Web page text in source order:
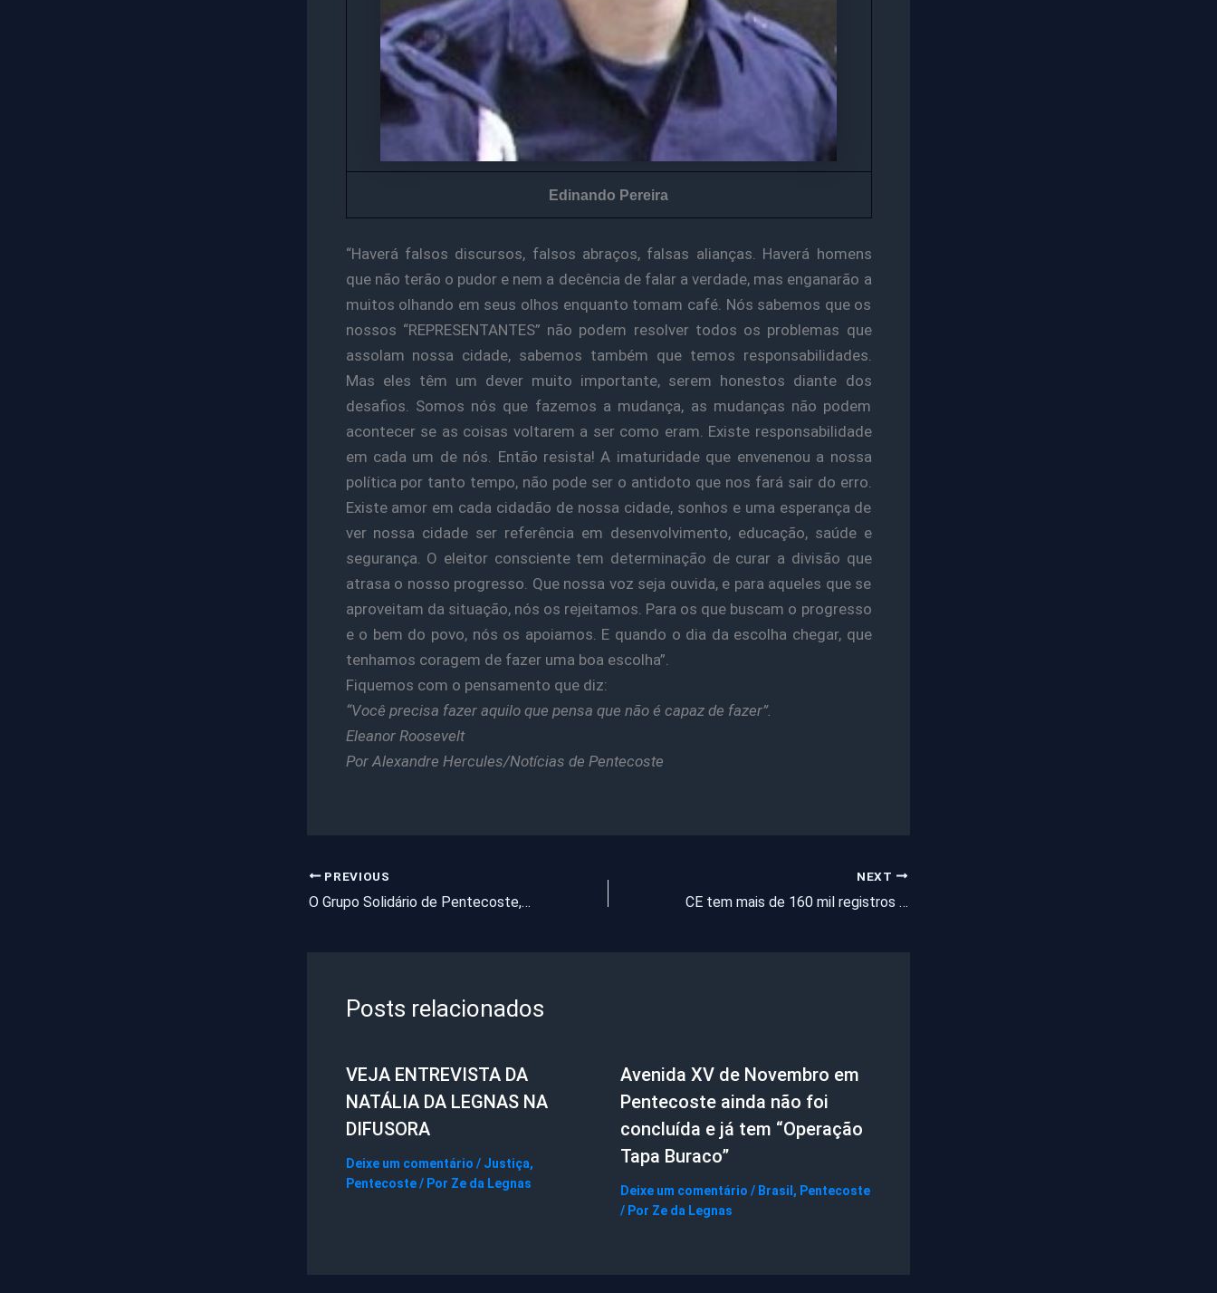
Edinando Pereira
“Haverá falsos discursos, falsos abraços, falsas alianças. Haverá homens
que não terão o pudor e nem a decência de falar a verdade, mas enganarão a
muitos olhando em seus olhos enquanto tomam café. Nós sabemos que os
nossos “REPRESENTANTES” não podem resolver todos os problemas que
assolam nossa cidade, sabemos também que temos responsabilidades.
Mas eles têm um dever muito importante, serem honestos diante dos
desafios. Somos nós que fazemos a mudança, as mudanças não podem
acontecer se as coisas voltarem a ser como eram. Existe responsabilidade
em cada um de nós. Então resista! A imaturidade que envenenou a nossa
política por tanto tempo, não pode ser o antidoto que nos fará sair do erro.
Existe amor em cada cidadão de nossa cidade, sonhos e uma esperança de
ver nossa cidade ser referência em desenvolvimento, educação, saúde e
segurança. O eleitor consciente tem determinação de curar a divisão que
atrasa o nosso progresso. Que nossa voz seja ouvida, e para aqueles que se
aproveitam da situação, nós os rejeitamos. Para os que buscam o progresso
e o bem do povo, nós os apoiamos. E quando o dia da escolha chegar, que
tenhamos coragem de fazer uma boa escolha”.
Fiquemos com o pensamento que diz:
“Você precisa fazer aquilo que pensa que não é capaz de fazer”.
Eleanor Roosevelt
Por Alexandre Hercules/Notícias de Pentecoste
PREVIOUS
O Grupo Solidário de Pentecoste, fará evento neste domingo 12/05
NEXT
CE tem mais de 160 mil registros de Doença Diarreica Aguda (DDA)
Posts relacionados
VEJA ENTREVISTA DA
NATÁLIA DA LEGNAS NA
DIFUSORA
Deixe um comentário / Justiça,
Pentecoste/ Por Ze da Legnas
Avenida XV de Novembro em
Pentecoste ainda não foi
concluída e já tem “Operação
Tapa Buraco”
Deixe um comentário / Brasil , Pentecoste
/ Por Ze da Legnas